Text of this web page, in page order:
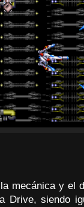
mecánica y el
Drive, siendo